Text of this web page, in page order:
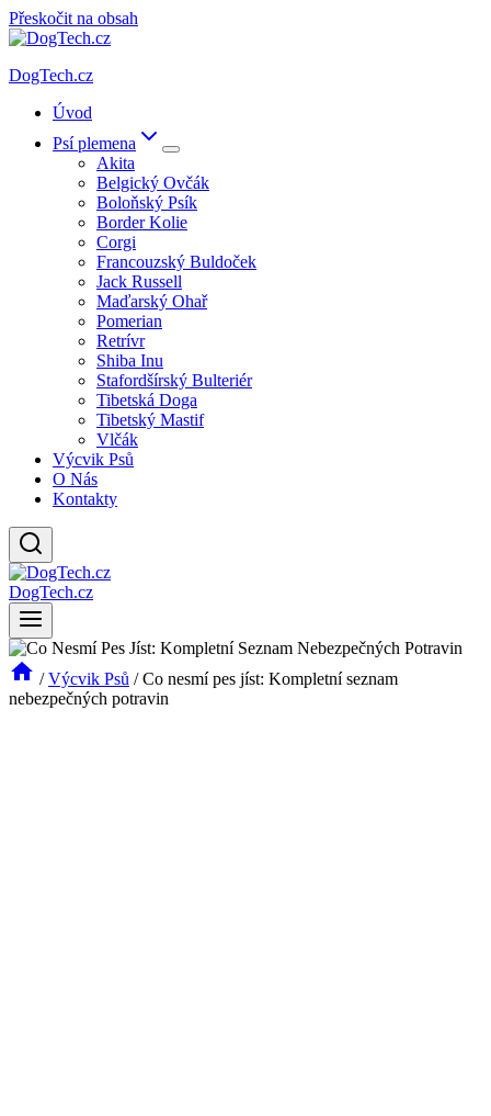
Přeskočit na obsah
DogTech.cz
Úvod
Psí plemena
Akita
Belgický Ovčák
Boloňský Psík
Border Kolie
Corgi
Francouzský Buldoček
Jack Russell
Maďarský Ohař
Pomerian
Retrívr
Shiba Inu
Stafordšírský Bulteriér
Tibetská Doga
Tibetský Mastif
Vlčák
Výcvik Psů
O Nás
Kontakty
DogTech.cz
/ Výcvik Psů / Co nesmí pes jíst: Kompletní seznam
nebezpečných potravin